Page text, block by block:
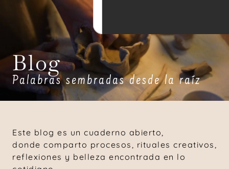
Blog
Palabras sembradas desde la raíz
Este blog es un cuaderno abierto,
donde comparto procesos, rituales creativos,
reflexiones y belleza encontrada en lo